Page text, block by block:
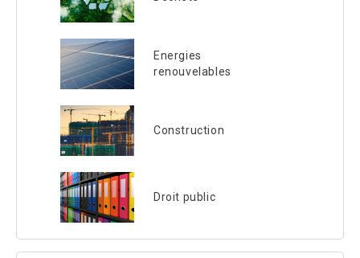
Energies
renouvelables
Construction
Droit public